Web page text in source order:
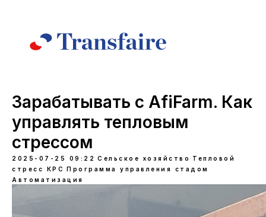
Зарабатывать с AfiFarm. Как
управлять тепловым
стрессом
2025-07-25 09:22 Сельское хозяйство
Тепловой
стресс КРС Программа управления стадом
Автоматизация